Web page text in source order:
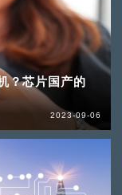
？芯片国产的
2023-09-06